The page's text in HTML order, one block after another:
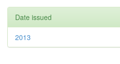
Date issued
2013